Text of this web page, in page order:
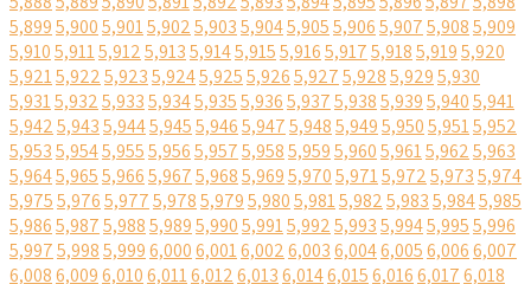
5,8995,9005,9015,9025,9035,9045,9055,9065,9075,9085,909
5,9105,9115,9125,9135,9145,9155,9165,9175,9185,9195,920
5,9215,9225,9235,9245,9255,9265,9275,9285,9295,930
5,9315,9325,9335,9345,9355,9365,9375,9385,9395,9405,941
5,9425,9435,9445,9455,9465,9475,9485,9495,9505,9515,952
5,9535,9545,9555,9565,9575,9585,9595,9605,9615,9625,963
5,9645,9655,9665,9675,9685,9695,9705,9715,9725,9735,974
5,9755,9765,9775,9785,9795,9805,9815,9825,9835,9845,985
5,9865,9875,9885,9895,9905,9915,9925,9935,9945,9955,996
5,9975,9985,9996,0006,0016,0026,0036,0046,0056,0066,007
6,0086,0096,0106,0116,0126,0136,0146,0156,0166,0176,018